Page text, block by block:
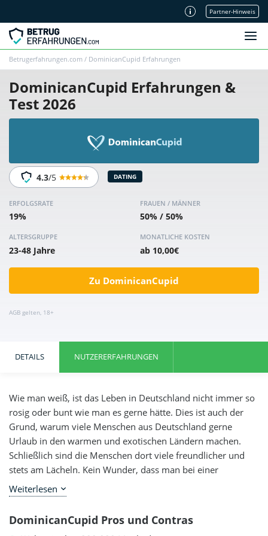
Unsere Redaktion
Partner-Hinweis
Betrugerfahrungen.com / DominicanCupid Erfahrungen
DominicanCupid Erfahrungen &
Test 2026
DATING
4.3/5
ERFOLGSRATE
19%
FRAUEN / MÄNNER
50% / 50%
ALTERSGRUPPE
23-48 Jahre
MONATLICHE KOSTEN
ab 10,00€
Zu DominicanCupid
AGB gelten, 18+
DETAILS NUTZERERFAHRUNGEN
Wie man weiß, ist das Leben in Deutschland nicht immer so
rosig oder bunt wie man es gerne hätte. Dies ist auch der
Grund, warum viele Menschen aus Deutschland gerne
Urlaub in den warmen und exotischen Ländern machen.
Schließlich sind die Menschen dort viele freundlicher und
stets am Lächeln. Kein Wunder, dass man bei einer
Urlaubsreise in jene Länder plötzlich wieder gute Laune
bekommt. Doch muss es jedes Mal gleich eine Reise in diese
bekommen? Eigentlich nicht. Schließlich kann man gute
Nicht umsonst steigt die Anzahl der Deutschen, die sich
Egal ob Frau oder Mann. Die Möglichkeiten einen passenden
Weiterlesen
DominicanCupid Pros und Contras